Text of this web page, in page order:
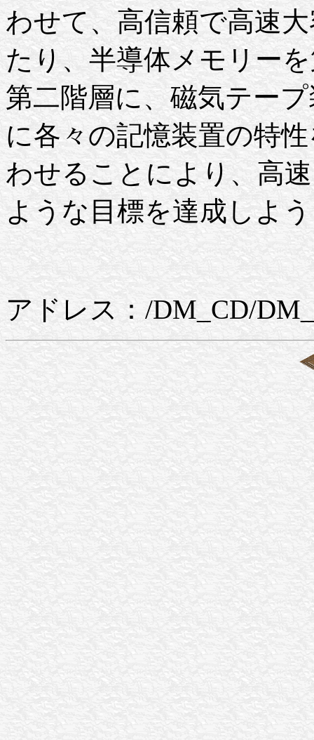
わせて、高信頼で高速
たり、半導体メモリー
第二階層に、磁気テー
に各々の記憶装置の特
わせることにより、高
ような目標を達成しよ
アドレス：/DM_CD/